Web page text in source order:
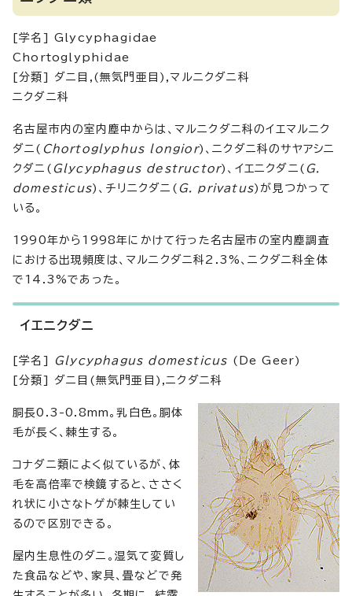
[学名] Glycyphagidae
Chortoglyphidae
[分類] ダニ目,(無気門亜目),マルニクダニ科
ニクダニ科
名古屋市内の室内塵中からは、マルニクダニ科のイエマルニク
ダニ( Chortoglyphus longior)、ニクダニ科のサヤアシニ
クダニ( Glycyphagus destructor)、イエニクダニ( G.
domesticus)、チリニクダニ( G. privatus)が見つかって
いる。
1990年から1998年にかけて行った名古屋市の室内塵調査
における出現頻度は、マルニクダニ科2.3%、ニクダニ科全体
で14.3%であった。
イエニクダニ
[学名] Glycyphagus domesticus (De Geer)
[分類] ダニ目(無気門亜目),ニクダニ科
胴長0.3-0.8mm。乳白色。胴体
毛が長く、棘生する。
コナダニ類によく似ているが、体
毛を高倍率で検鏡すると、ささく
れ状に小さなトゲが棘生してい
るので区別できる。
屋内生息性のダニ。湿気て変質し
た食品などや、家具、畳などで発